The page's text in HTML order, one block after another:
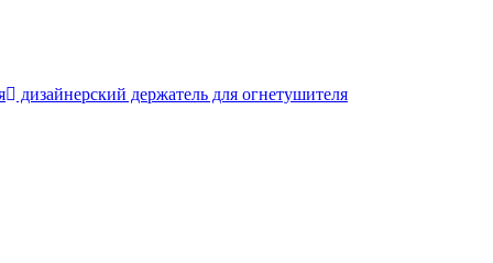
дизайнерский держатель для огнетушителя